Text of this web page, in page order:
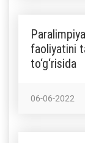
faoliyatini
to‘g‘risida
06-06-2022